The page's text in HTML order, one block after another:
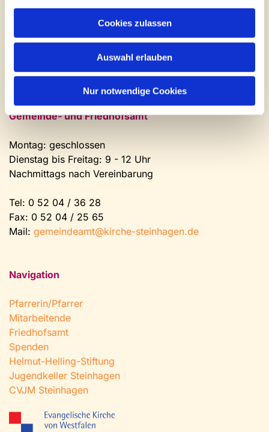
Cookies zulassen
Auswahl erlauben
Nur notwendige Cookies
Evangelische Kirchengemeinde Steinhagen
Brockhagener Straße 28 | 33803 Steinhagen
Tel.:0 52 04 / 36 28
Newsletter abonnieren
Kontakt und Öffnungszeiten
Gemeinde- und Friedhofsamt
Montag: geschlossen
Dienstag bis Freitag: 9 - 12 Uhr
Nachmittags nach Vereinbarung
Tel: 0 52 04 / 36 28
Fax: 0 52 04 / 25 65
Mail: gemeindeamt@kirche-steinhagen.de
Navigation
Pfarrerin/Pfarrer
Mitarbeitende
Friedhofsamt
Spenden
Helmut-Helling-Stiftung
Jugendkeller Steinhagen
CVJM Steinhagen